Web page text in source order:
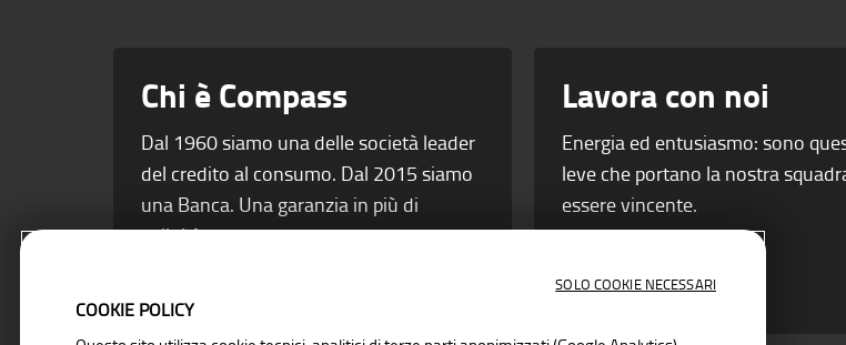
Chi è Compass
Dal 1960 siamo una delle società leader
del credito al consumo. Dal 2015 siamo
una Banca. Una garanzia in più di
solidità.
Lavora con noi
Energia ed entusiasmo: sono
leve che portano la nostra
essere vincente.
COOKIE POLICY
SOLO COOKIE NECESSARI